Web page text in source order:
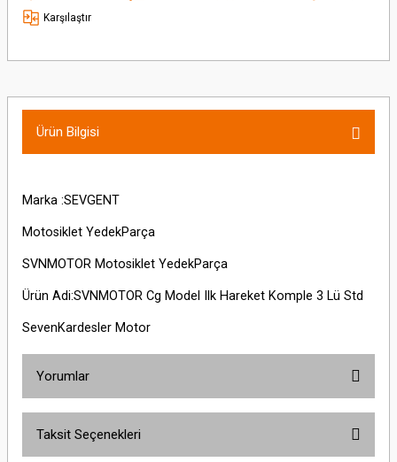
Karşılaştır
Ürün Bilgisi
Marka :SEVGENT
Motosiklet YedekParça
SVNMOTOR Motosiklet YedekParça
Ürün Adi:SVNMOTOR Cg Model Ilk Hareket Komple 3 Lü Std
SevenKardesler Motor
Yorumlar
Taksit Seçenekleri